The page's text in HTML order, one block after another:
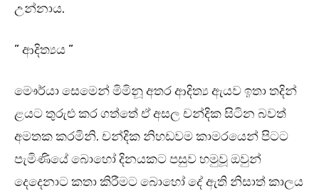
උන්නාය.
” ආදිත්‍යය ”
මෞර්යා සෙමෙන් මිමිනූ අතර ආදිත්‍ය ඇයව ඉතා තදින්
ළයට තුරුළු කර ගත්තේ ඒ අසල චන්දික සිටින බවත්
අමතක කරමිනි. චන්දික නිහඩවම කාමරයෙන් පිටට
පැමිණියේ බොහෝ දිනයකට පසුව හමුවූ ඔවුන්
දෙදෙනාට කතා කිරීමට බොහෝ දේ ඇති නිසාත් කාලය